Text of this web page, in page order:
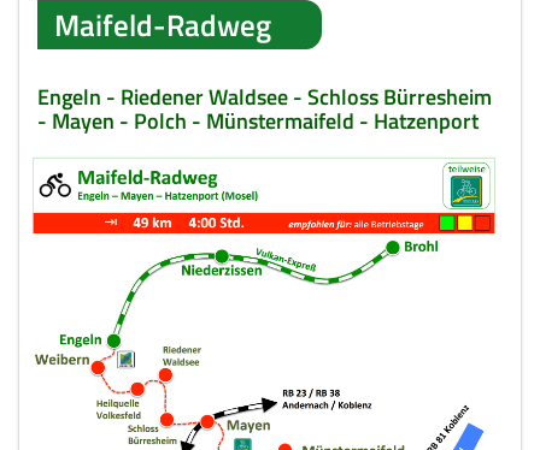
Maifeld-Radweg
Engeln - Riedener Waldsee - Schloss Bürresheim
- Mayen - Polch - Münstermaifeld - Hatzenport